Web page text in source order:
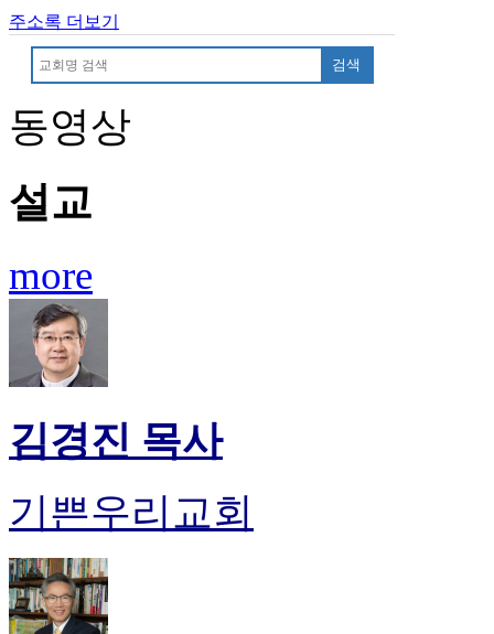
무
료
어
플
알
리
스
기
가
부
약
비
탑-
시
리
스
구
주소록 더보기
검색
동영상
설교
more
김경진 목사
기쁜우리교회